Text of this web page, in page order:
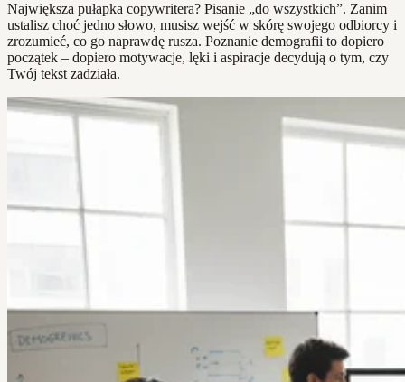
Największa pułapka copywritera? Pisanie „do wszystkich”. Zanim
ustalisz choć jedno słowo, musisz wejść w skórę swojego odbiorcy i
zrozumieć, co go naprawdę rusza. Poznanie demografii to dopiero
początek – dopiero motywacje, lęki i aspiracje decydują o tym, czy
Twój tekst zadziała.